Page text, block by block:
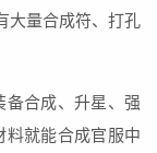
大量合成符、打孔
备合成、升星、强
料就能合成官服中